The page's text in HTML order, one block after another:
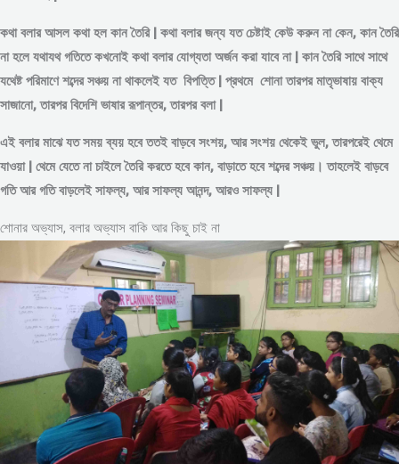
কথা বলার আসল কথা হল কান তৈরি | কথা বলার জন্য যত চেষ্টাই কেউ করুন না কেন, কান তৈরি
না হলে যথাযথ গতিতে কখনোই কথা বলার যোগ্যতা অর্জন করা যাবে না | কান তৈরি সাথে সাথে
যথেষ্ট পরিমাণেশব্দেরসঞ্চয় না থাকলেই যত বিপত্তি | প্রথমে শোনা তারপর মাতৃভাষায় বাক্য
সাজানো, তারপর বিদেশি ভাষার রূপান্তর, তারপর বলা |
এই বলার মাঝে যত সময় ব্যয় হবে ততই বাড়বে সংশয়, আর সংশয় থেকেই ভুল, তারপরেই থেমে
যাওয়া | থেমে যেতে না চাইলে তৈরি করতে হবে কান, বাড়াতে হবে শব্দের সঞ্চয়। তাহলেই বাড়বে
গতি আর গতি বাড়লেই সাফল্য, আর সাফল্য আনন্দ, আরও সাফল্য |
শোনার অভ্যাস, বলার অভ্যাস বাকি আর কিছু চাই না